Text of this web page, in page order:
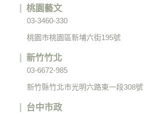
桃園藝文
03-3460-330
桃園市桃園區新埔六街195號
新竹竹北
03-6672-985
新竹縣竹北市光明六路東一段308號
台中市政